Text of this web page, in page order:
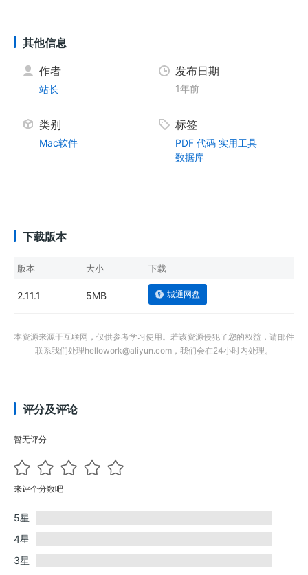
其他信息
作者
站长
发布日期
1年前
类别
Mac软件
标签
PDF 代码 实用工具
数据库
下载版本
版本 大小 下载
2.11.1 5MB 城通网盘
本资源来源于互联网，仅供参考学习使用。若该资源侵犯了您的权益，请邮件
联系我们处理hellowork@aliyun.com，我们会在24小时内处理。
评分及评论
暂无评分
来评个分数吧
5星
4星
3星